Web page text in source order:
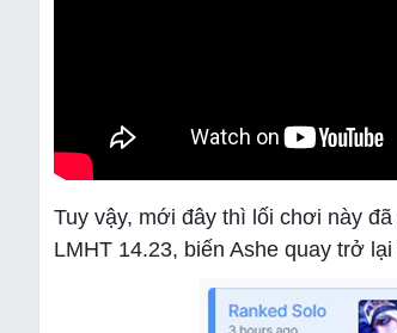
Tuy vậy, mới đây thì lối chơi này
LMHT 14.23, biến Ashe quay trở